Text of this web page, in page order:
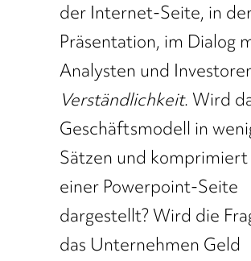
der Internet-Seite, in
Präsentation, im Dialog
Analysten und
Verständlichkeit. Wird
Geschäftsmodell in
Sätzen und
einer Powerpoint-Seite
dargestellt? Wird die
das Unternehmen Geld